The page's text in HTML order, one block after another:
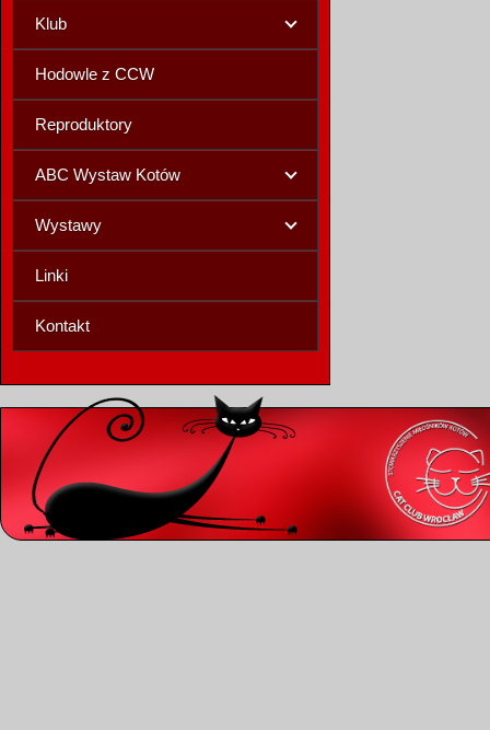
Klub
Hodowle z CCW
Reproduktory
ABC Wystaw Kotów
Wystawy
Linki
Kontakt